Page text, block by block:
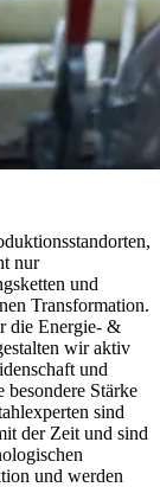
nur
und
Transformation.
die Energie- &
wir aktiv
und
besondere Stärke
sind
der Zeit und sind
und werden